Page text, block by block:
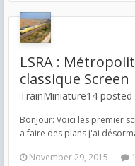
LSRA :
classique Screen
TrainMiniature14 posted
Bonjour: Voici les premier
a faire des plans j'ai
November 29, 2015